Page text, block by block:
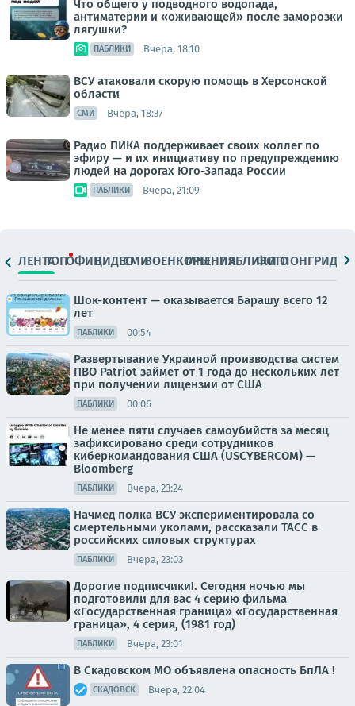
Что общего у подводного водопада,
антиматерии и «оживающей» после заморозки
лягушки?
ПАБЛИКИ Вчера, 18:10
ВСУ атаковали скорую помощь в Херсонской
области
СМИ Вчера, 18:37
Радио ПИКА поддерживает своих коллег по
эфиру — и их инициативу по предупреждению
людей на дорогах Юго-Запада России
ПАБЛИКИ Вчера, 21:09
ЛЕНТАТОПОФИЦ.ВИДЕОСМИВОЕНКОРЫМНЕНИЯПАБЛИКИ
ФОТОЛОНГРИДЫ
Шок-контент — оказывается Барашу всего 12
лет
ПАБЛИКИ 00:54
Развертывание Украиной производства систем
ПВО Patriot займет от 1 года до нескольких лет
при получении лицензии от США
ПАБЛИКИ 00:06
Не менее пяти случаев самоубийств за месяц
зафиксировано среди сотрудников
киберкомандования США (USCYBERCOM) —
Bloomberg
ПАБЛИКИ Вчера, 23:24
Начмед полка ВСУ экспериментировала со
смертельными уколами, рассказали ТАСС в
российских силовых структурах
ПАБЛИКИ Вчера, 23:03
Дорогие подписчики!. Сегодня ночью мы
подготовили для вас 4 серию фильма
«Государственная граница» «Государственная
граница», 4 серия, (1981 год)
ПАБЛИКИ Вчера, 23:01
В Скадовском МО объявлена опасность БпЛА !
СКАДОВСК Вчера, 22:04